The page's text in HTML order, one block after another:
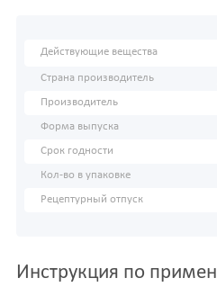
Действующие вещества
Страна производитель
Производитель
Форма выпуска
Срок годности
Кол-во в упаковке
Рецептурный отпуск
Инструкция по